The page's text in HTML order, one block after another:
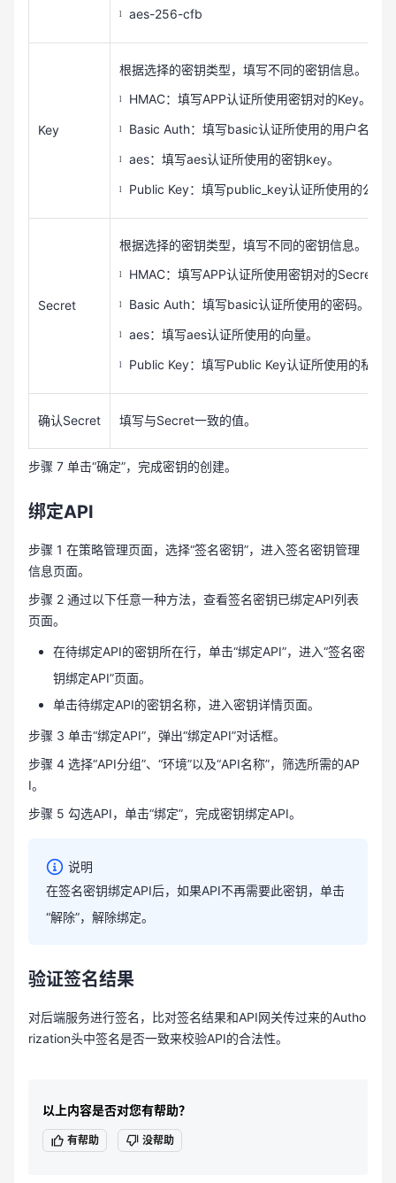
l aes-256-cfb
Key
根据选择的密钥类型，填写不同的密钥信息。
l HMAC：填写APP认证所使用密钥对的Key。
l Basic Auth：填写basic认证所使用的用户名。
l aes：填写aes认证所使用的密钥 key。
l Public Key：填写public_key认证所使用的公钥
Secret
根据选择的密钥类型，填写不同的密钥信息。
l HMAC：填写APP认证所使用密钥对的Secret
l Basic Auth：填写basic认证所使用的密码。
l aes：填写aes认证所使用的向量。
l Public Key：填写Public Key认证所使用的私钥
确认 Secret 填写与Secret一致的值。
步骤 7 单击“确定”，完成密钥的创建。
绑定API
步骤 1 在策略管理页面，选择“签名密钥”，进入签名密钥管理
信息页面。
步骤 2 通过以下任意一种方法，查看签名密钥已绑定API列表
页面。
在待绑定API的密钥所在行，单击“绑定API”，进入“签名密
钥绑定API”页面。
单击待绑定API的密钥名称，进入密钥详情页面。
步骤 3 单击“绑定API”，弹出“绑定API”对话框。
步骤 4 选择“API分组”、“环境”以及“API名称”，筛选所需的AP
I。
步骤 5 勾选API，单击“绑定”，完成密钥绑定API。
说明
在签名密钥绑定API后，如果API不再需要此密钥，单击
“解除”，解除绑定。
验证签名结果
对后端服务进行签名，比对签名结果和API网关传过来的Autho
rization头中签名是否一致来校验API的合法性。
以上内容是否对您有帮助？
有帮助 没帮助